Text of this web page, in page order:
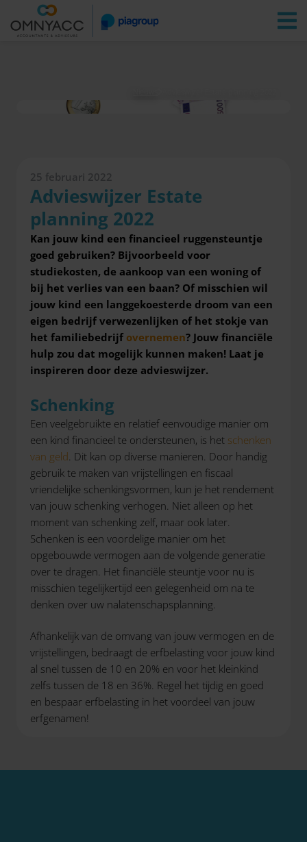
Vestigingen Zoeken
25 februari 2022
Advieswijzer Estate
planning 2022
Kan jouw kind een financieel ruggensteuntje
goed gebruiken? Bijvoorbeeld voor
studiekosten, de aankoop van een woning of
bij het verlies van een baan? Of misschien wil
jouw kind een langgekoesterde droom van een
eigen bedrijf verwezenlijken of het stokje van
het familiebedrijf overnemen? Jouw financiële
hulp zou dat mogelijk kunnen maken! Laat je
inspireren door deze advieswijzer.
Schenking
Een veelgebruikte en relatief eenvoudige manier om
een kind financieel te ondersteunen, is het schenken
van geld . Dit kan op diverse manieren. Door handig
gebruik te maken van vrijstellingen en fiscaal
vriendelijke schenkingsvormen, kun je het rendement
van jouw schenking verhogen. Niet alleen op het
moment van schenking zelf, maar ook later.
Schenken is een voordelige manier om het
opgebouwde vermogen aan de volgende generatie
over te dragen. Het financiële steuntje voor nu is
misschien tegelijkertijd een gelegenheid om na te
denken over uw nalatenschapsplanning.
Afhankelijk van de omvang van jouw vermogen en de
vrijstellingen, bedraagt de erfbelasting voor jouw kind
al snel tussen de 10 en 20% en voor het kleinkind
zelfs tussen de 18 en 36%. Regel het tijdig en goed
en bespaar erfbelasting in het voordeel van jouw
erfgenamen!